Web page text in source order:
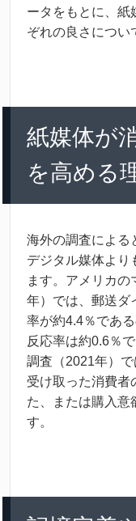
ータをもとに、 紙
ぞれの良 さについ
紙媒体が
を高める
海外の調査による
デジタル媒体より
ます。アメリカの
年）では、 郵送ダ
率が約4.4％であ
反応率は約0.6％で
調査 （2021年）で
受け取 った消費者
た、または購入意
す。